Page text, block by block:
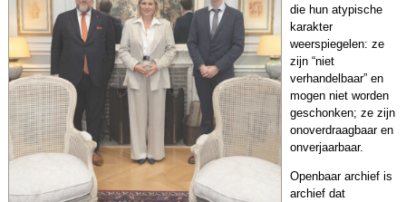
die hun atypische
karakter
weerspiegelen: ze
zijn “niet
verhandelbaar” en
mogen niet worden
geschonken; ze zijn
onoverdraagbaar en
onverjaarbaar.
Openbaar archief is
archief dat